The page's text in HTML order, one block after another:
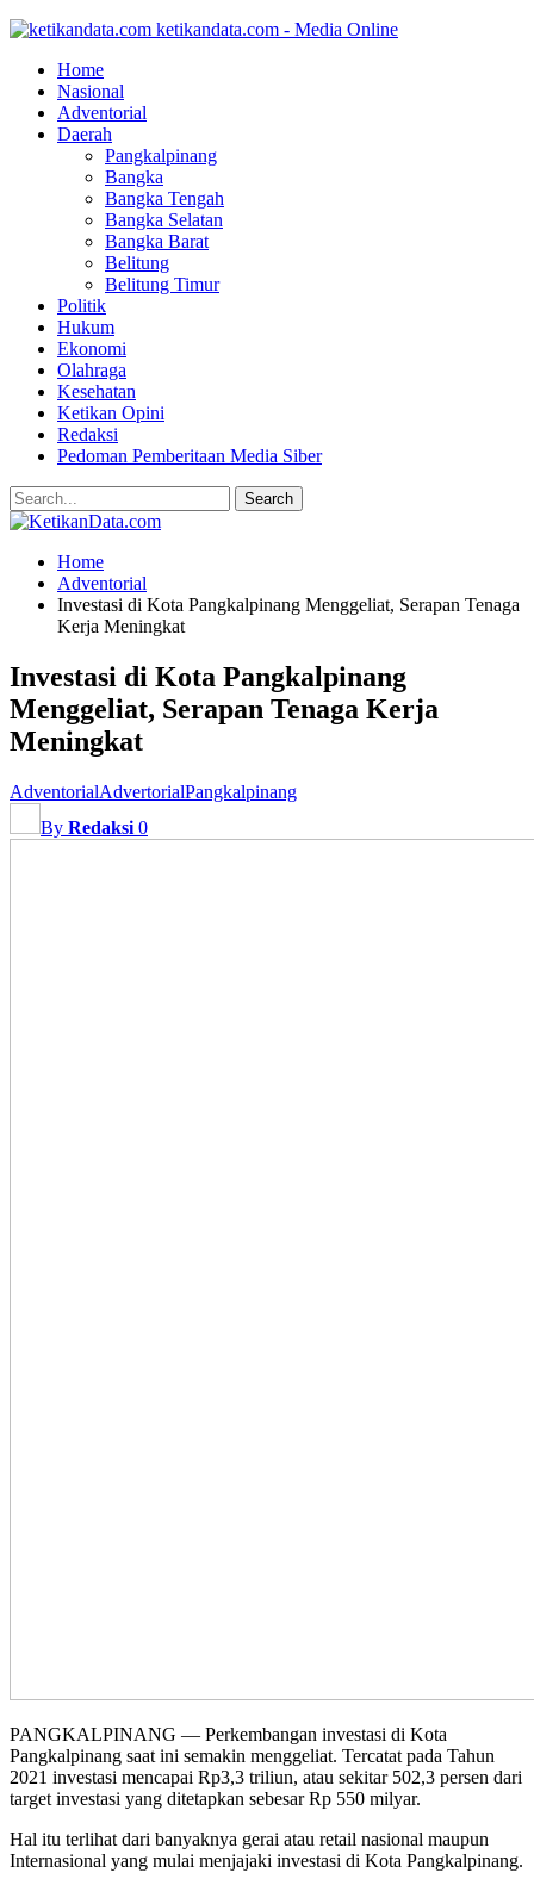
ketikandata.com - Media Online
Home
Nasional
Adventorial
Daerah
Pangkalpinang
Bangka
Bangka Tengah
Bangka Selatan
Bangka Barat
Belitung
Belitung Timur
Politik
Hukum
Ekonomi
Olahraga
Kesehatan
Ketikan Opini
Redaksi
Pedoman Pemberitaan Media Siber
Home
Adventorial
Investasi di Kota Pangkalpinang Menggeliat, Serapan Tenaga
Kerja Meningkat
Investasi di Kota Pangkalpinang
Menggeliat, Serapan Tenaga Kerja
Meningkat
AdventorialAdvertorialPangkalpinang
By Redaksi 0
PANGKALPINANG — Perkembangan investasi di Kota
Pangkalpinang saat ini semakin menggeliat. Tercatat pada Tahun
2021 investasi mencapai Rp3,3 triliun, atau sekitar 502,3 persen dari
target investasi yang ditetapkan sebesar Rp 550 milyar.
Hal itu terlihat dari banyaknya gerai atau retail nasional maupun
Internasional yang mulai menjajaki investasi di Kota Pangkalpinang.